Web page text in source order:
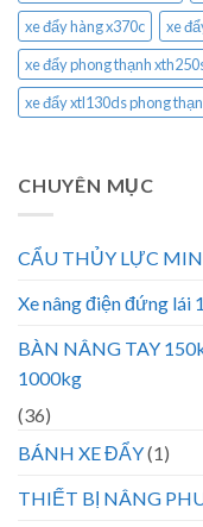
xe đẩy hàng x370c
xe
xe đẩy phong thạnh
xe đẩy xtl130ds phong
CHUYÊN MỤC
CẨU THỦY LỰC
Xe nâng điện đứng lái
BÀN NÂNG TAY
1000kg
(36)
BÁNH XE ĐẨY(1)
THIẾT BỊ NÂNG